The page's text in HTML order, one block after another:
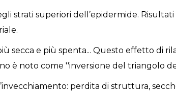
strati superiori dell’epidermide. Risultati
secca e più spenta... Questo effetto di
è noto come ''inversione del triangolo
perdita di struttura,